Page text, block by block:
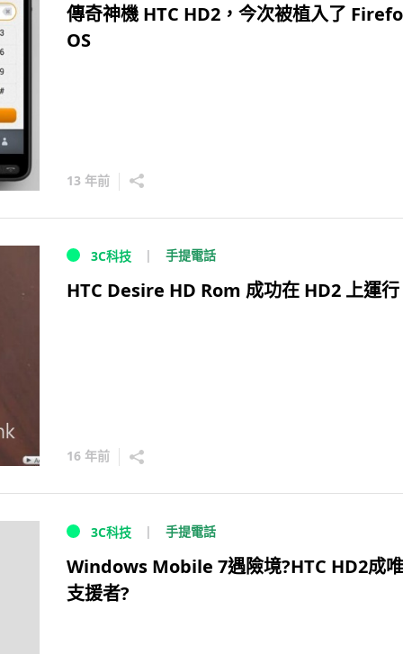
傳奇神機 HTC HD2，今次被植入了
OS
13 年前
3C科技 手提電話
HTC Desire HD Rom 成功在 HD2 上運行
16 年前
3C科技 手提電話
Windows Mobile 7遇險境?HTC HD2成
支援者?